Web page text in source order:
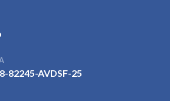
82245-AVDSF-25